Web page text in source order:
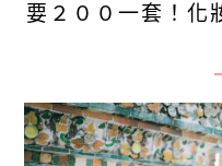
要２００一套！化